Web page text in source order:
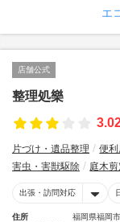
エ
店舗公式
整理処樂
片づけ・遺品整理 便
害虫・害獣駆除
庭木
出張・訪問対応
住所
福岡県福岡